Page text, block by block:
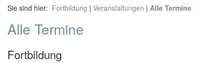
Sie sind hier: Fortbildung | Veranstaltungen | Alle Termine
Alle Termine
Fortbildung